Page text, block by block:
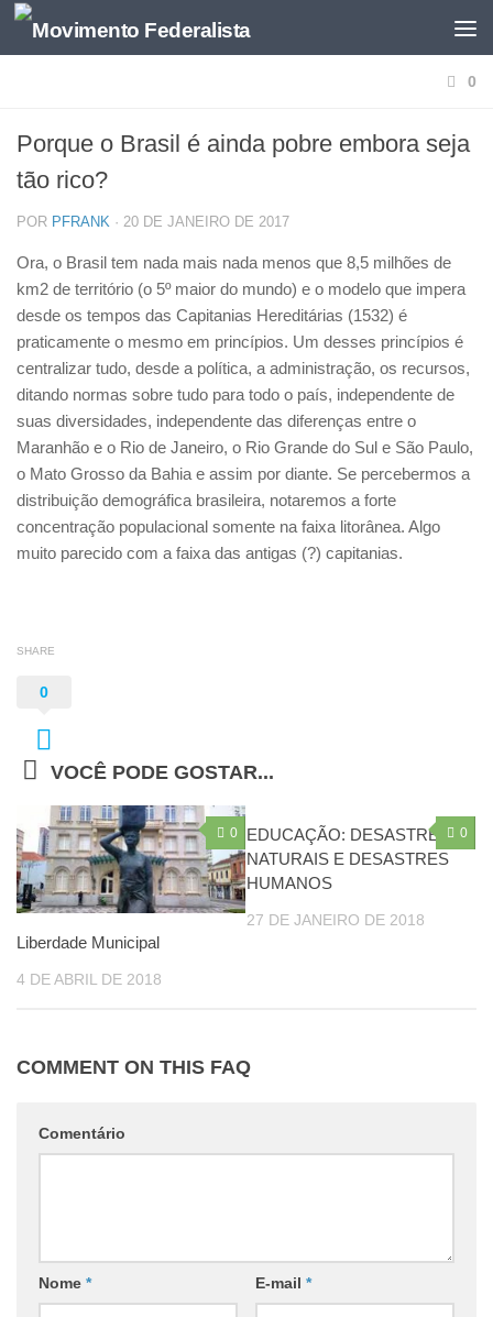
0
Porque o Brasil é ainda pobre embora seja
tão rico?
POR PFRANK · 20 DE JANEIRO DE 2017
Ora, o Brasil tem nada mais nada menos que 8,5 milhões de
km2 de território (o 5º maior do mundo) e o modelo que impera
desde os tempos das Capitanias Hereditárias (1532) é
praticamente o mesmo em princípios. Um desses princípios é
centralizar tudo, desde a política, a administração, os recursos,
ditando normas sobre tudo para todo o país, independente de
suas diversidades, independente das diferenças entre o
Maranhão e o Rio de Janeiro, o Rio Grande do Sul e São Paulo,
o Mato Grosso da Bahia e assim por diante. Se percebermos a
distribuição demográfica brasileira, notaremos a forte
concentração populacional somente na faixa litorânea. Algo
muito parecido com a faixa das antigas (?) capitanias.
SHARE
0
VOCÊ PODE GOSTAR...
0
Liberdade Municipal
4 DE ABRIL DE 2018
0
EDUCAÇÃO: DESASTRES
NATURAIS E DESASTRES
HUMANOS
27 DE JANEIRO DE 2018
COMMENT ON THIS FAQ
Comentário
Nome * E-mail *